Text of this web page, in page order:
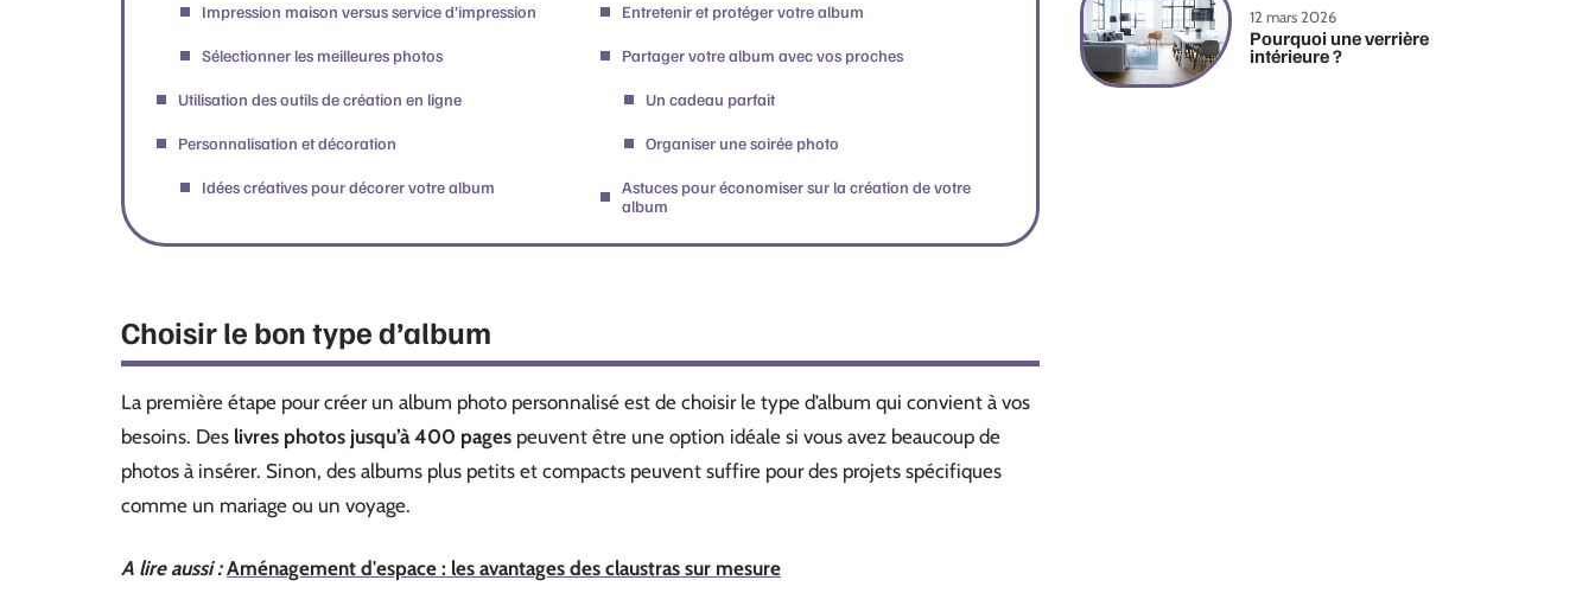
Impression maison versus service d’impression
Sélectionner les meilleures photos
Utilisation des outils de création en ligne
Personnalisation et décoration
Idées créatives pour décorer votre album
Entretenir et protéger votre album
Partager votre album avec vos proches
Un cadeau parfait
Organiser une soirée photo
Astuces pour économiser sur la création de votre
album
Choisir le bon type d’album
La première étape pour créer un album photo personnalisé est de choisir le type d’album qui convient à vos
besoins. Des livres photos jusqu’à 400 pages peuvent être une option idéale si vous avez beaucoup de
photos à insérer. Sinon, des albums plus petits et compacts peuvent suffire pour des projets spécifiques
comme un mariage ou un voyage.
A lire aussi : Aménagement d'espace : les avantages des claustras sur mesure
12 mars 2026
Pourquoi une verrière
intérieure ?